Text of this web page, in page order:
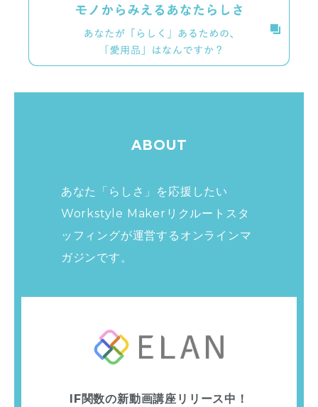
ABOUT
あなた「らしさ」を応援したい
Workstyle Makerリクルートスタ
ッフィングが運営する オンラインマ
ガジンです。
IF関数の新動画講座リリース中！